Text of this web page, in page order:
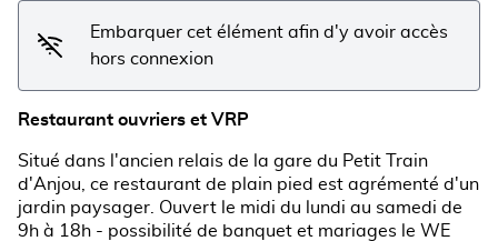
Embarquer cet élément afin d'y avoir accès
hors connexion
Restaurant ouvriers et VRP
Situé dans l'ancien relais de la gare du Petit Train
d'Anjou, ce restaurant de plain pied est agrémenté d'un
jardin paysager. Ouvert le midi du lundi au samedi de
9h à 18h - possibilité de banquet et mariages le WE